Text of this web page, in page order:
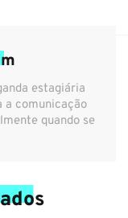
estagiária
a comunicação
quando se